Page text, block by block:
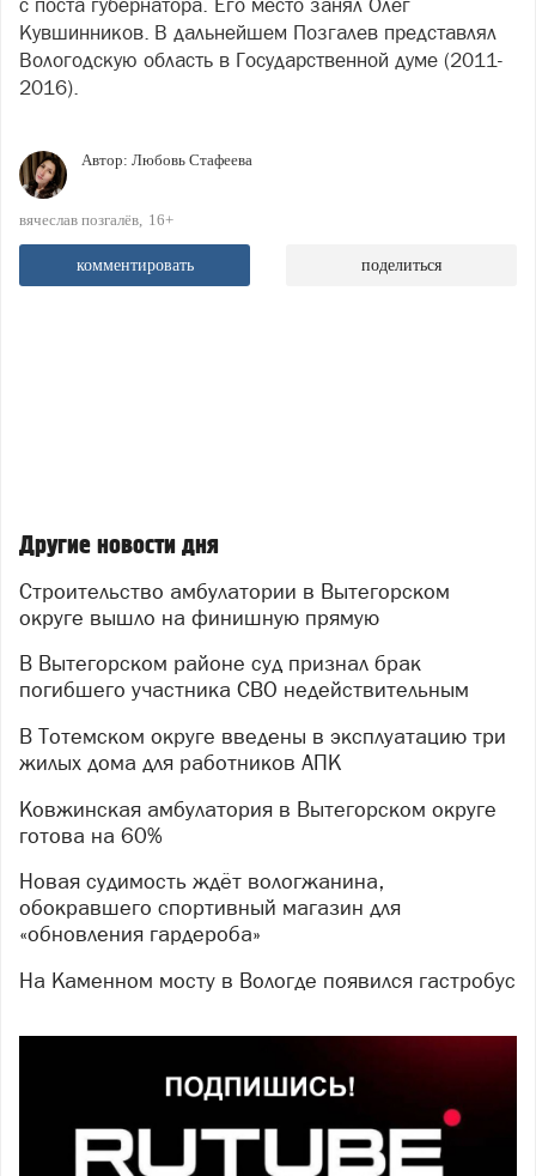
с поста губернатора. Его место занял Олег
Кувшинников. В дальнейшем Позгалев представлял
Вологодскую область в Государственной думе (2011-
2016).
Автор: Любовь Стафеева
вячеслав позгалёв 16+
комментировать поделиться
Другие новости дня
Строительство амбулатории в Вытегорском
округе вышло на финишную прямую
В Вытегорском районе суд признал брак
погибшего участника СВО недействительным
В Тотемском округе введены в эксплуатацию три
жилых дома для работников АПК
Ковжинская амбулатория в Вытегорском округе
готова на 60%
Новая судимость ждёт вологжанина,
обокравшего спортивный магазин для
«обновления гардероба»
На Каменном мосту в Вологде появился гастробус